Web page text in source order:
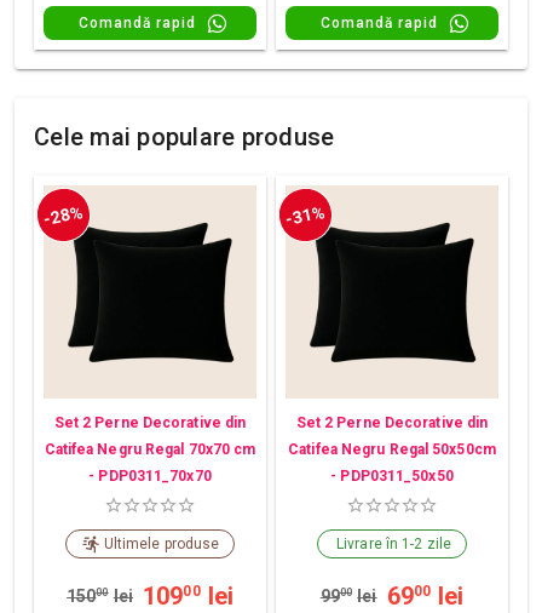
Comandă rapid Comandă rapid
Cele mai populare produse
-28%
Set 2 Perne Decorative din
Catifea Negru Regal 70x70 cm
- PDP0311_70x70
Ultimele produse
15000 lei 10900 lei
-31%
Set 2 Perne Decorative din
Catifea Negru Regal 50x50cm
- PDP0311_50x50
Livrare în 1-2 zile
9900 lei 6900 lei